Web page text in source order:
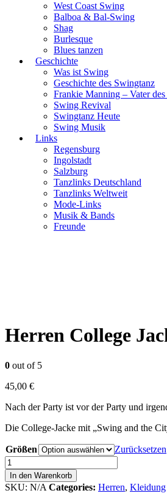
West Coast Swing
Balboa & Bal-Swing
Shag
Burlesque
Blues tanzen
Geschichte
Was ist Swing
Geschichte des Swingtanz
Frankie Manning – Vater
Swing Revival
Swingtanz Heute
Swing Musik
Links
Regensburg
Ingolstadt
Salzburg
Tanzlinks Deutschland
Tanzlinks Weltweit
Mode-Links
Musik & Bands
Freunde
Herren College
0 out of 5
45,00 €
Nach der Party ist vor der Party und
Die College-Jacke mit „Swing and the
Größen
Zurücksetzen
Herren
College
Jacket
Menge
In den Warenkorb
SKU: N/A Categories: Herren, Kleidung